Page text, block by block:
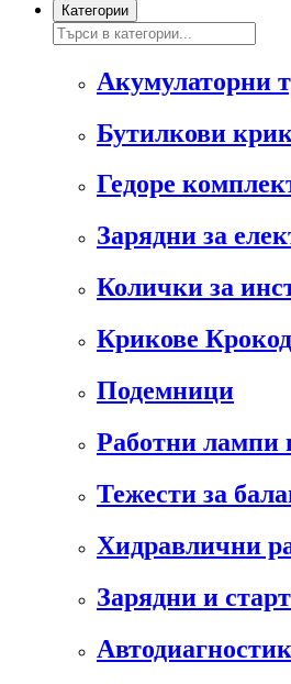
Категории
Акумулаторни
Бутилкови
Гедоре
Зарядни за
Колички за
Крикове
Подемници
Работни лампи
Тежести за
Хидравлични
Зарядни и